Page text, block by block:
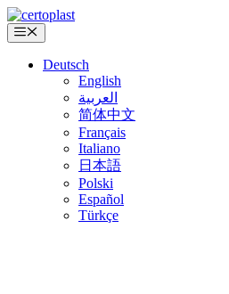
Zum
Inhalt
springen
Menü
Deutsch
English
العربية
简体中文
Français
Italiano
日本語
Polski
Español
Türkçe